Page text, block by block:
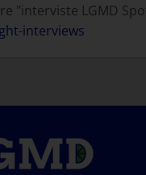
"interviste LGMD
interviews